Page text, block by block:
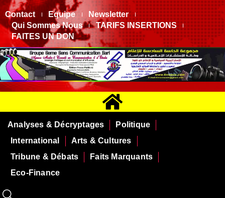
Contact Equipe
Newsletter
Qui Sommes Nous
TARIFS INSERTIONS
FAITES UN DON
Analyses & Décryptages
Politique
International
Arts & Cultures
Tribune & Débats
Faits Marquants
Eco-Finance